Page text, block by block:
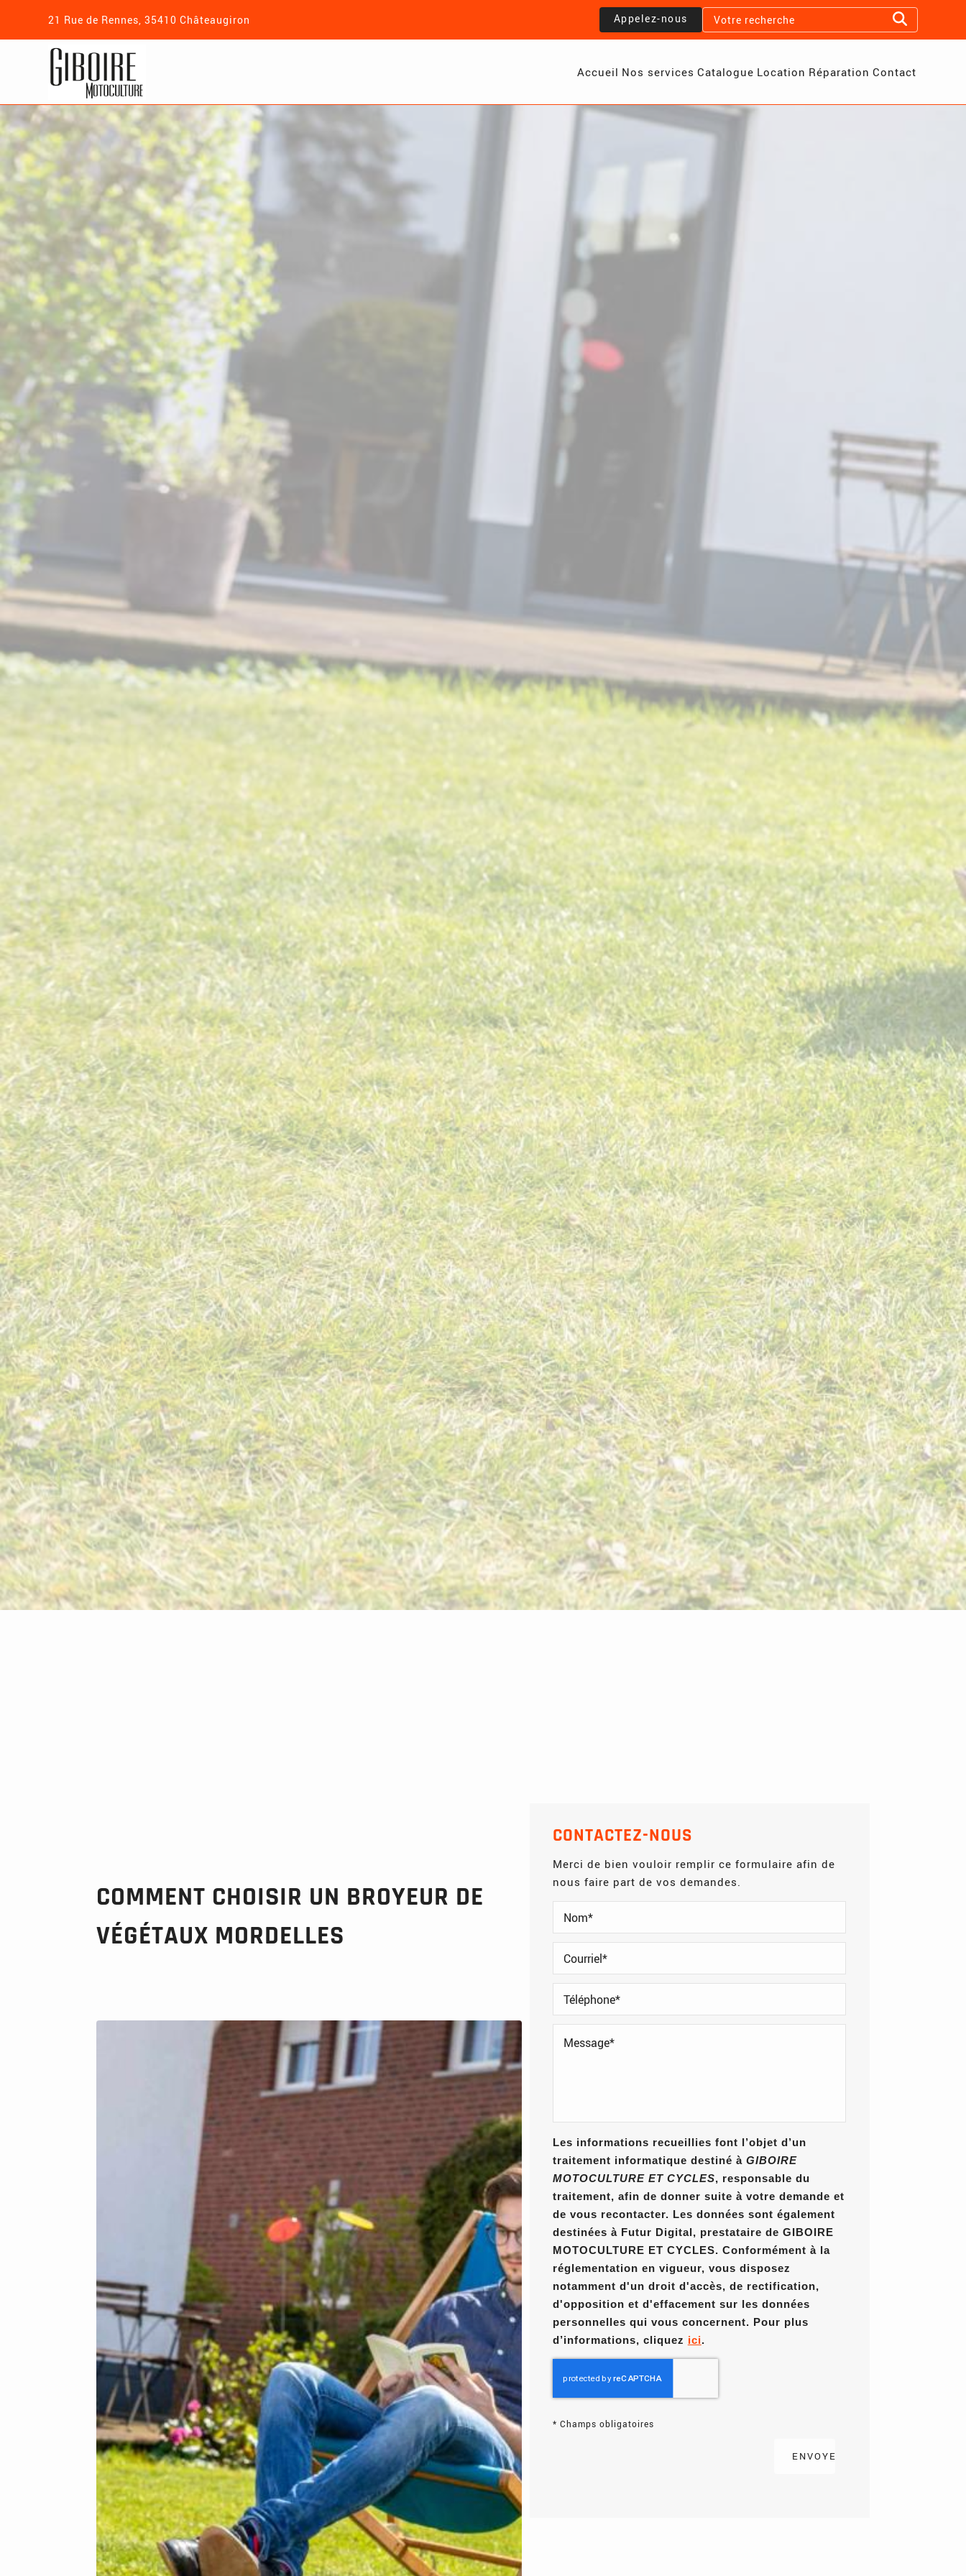
21 Rue de Rennes, 35410 Châteaugiron Appelez-nous
Accueil Nos services Catalogue Location Réparation Contact
COMMENT CHOISIR UN BROYEUR DE
VÉGÉTAUX MORDELLES
CONTACTEZ-NOUS
Merci de bien vouloir remplir ce formulaire afin de
nous faire part de vos demandes.
Les informations recueillies font l’objet d’un
traitement informatique destiné àGIBOIRE
MOTOCULTURE ET CYCLES, responsable du
traitement, afin de donner suite à votre demande et
de vous recontacter. Les données sont également
destinées à Futur Digital, prestataire de GIBOIRE
MOTOCULTURE ET CYCLES. Conformément à la
réglementation en vigueur, vous disposez
notamment d'un droit d'accès, de rectification,
d'opposition et d'effacement sur les données
personnelles qui vous concernent. Pour plus
d’informations, cliquez ici.
* Champs obligatoires